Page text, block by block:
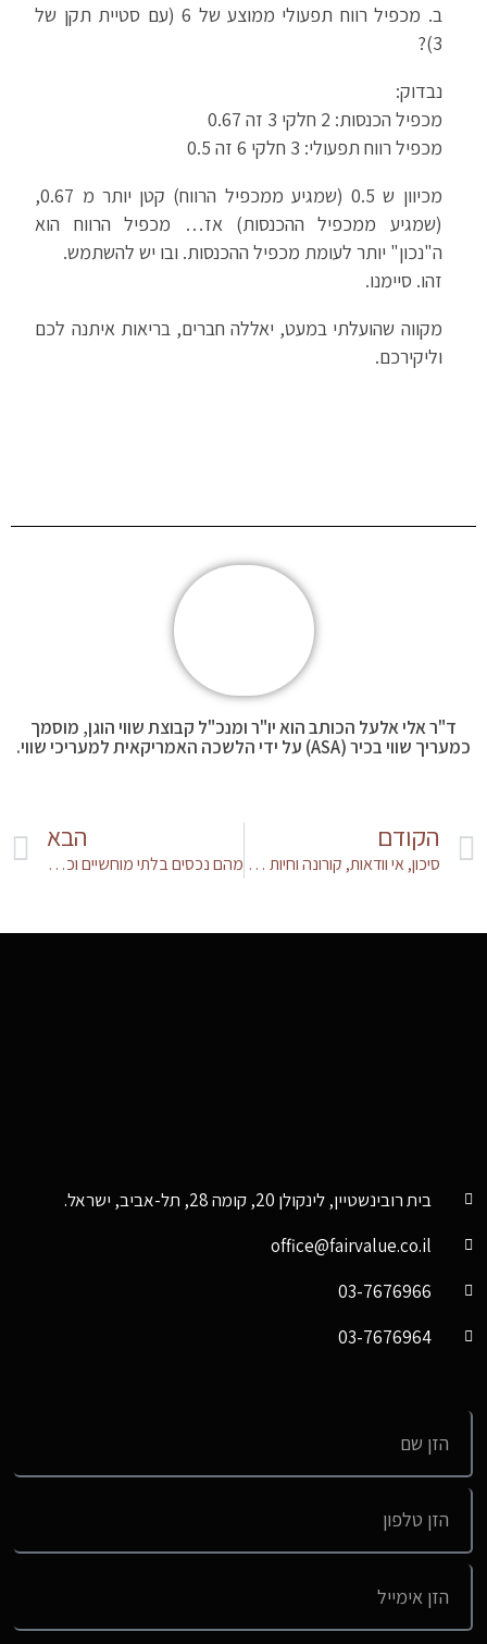
ב. מכפיל רווח תפעולי ממוצע של 6 (עם סטיית תקן של
3)?
נבדוק:
מכפיל הכנסות: 2 חלקי 3 זה 0.67
מכפיל רווח תפעולי: 3 חלקי 6 זה 0.5
מכיוון ש 0.5 (שמגיע ממכפיל הרווח) קטן יותר מ 0.67,
(שמגיע ממכפיל ההכנסות) אז… מכפיל הרווח הוא
ה"נכון" יותר לעומת מכפיל ההכנסות. ובו יש להשתמש.
זהו. סיימנו.
מקווה שהועלתי במעט, יאללה חברים, בריאות איתנה לכם
וליקירכם.
ד"ר אלי אלעל הכותב הוא יו"ר ומנכ"ל קבוצת שווי הוגן, מוסמך
כמעריך שווי בכיר (ASA) על ידי הלשכה האמריקאית למעריכי שווי.
הקודם
סיכון, אי וודאות, קורונה וחיות מופלאות אחרות
הבא
מהם נכסים בלתי מוחשיים וכיצד הם משפיעים על שווי של תאגיד?
בית רובינשטיין, לינקולן 20, קומה 28, תל-אביב, ישראל.
office@fairvalue.co.il
03-7676966
03-7676964